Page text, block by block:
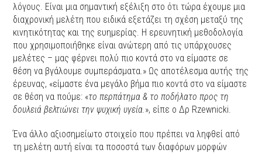
λόγους. Είναι μια σημαντική εξέλιξη στο ότι τώρα έχουμε μια
διαχρονική μελέτη που ειδικά εξετάζει τη σχέση μεταξύ της
κινητικότητας και της ευημερίας. Η ερευνητική μεθοδολογία
που χρησιμοποιήθηκε είναι ανώτερη από τις υπάρχουσες
μελέτες – μας φέρνει πολύ πιο κοντά στο να είμαστε σε
θέση να βγάλουμε συμπεράσματα.» Ως αποτέλεσμα αυτής της
έρευνας, «είμαστε ένα μεγάλο βήμα πιο κοντά στο να είμαστε
σε θέση να πούμε: «το περπάτημα & το ποδήλατο προς τη
δουλειά βελτιώνει την ψυχική υγεία.», είπε ο Δρ Rzewnicki.
Ένα άλλο αξιοσημείωτο στοιχείο που πρέπει να ληφθεί από
τη μελέτη αυτή είναι τα ποσοστά των διαφόρων μορφών